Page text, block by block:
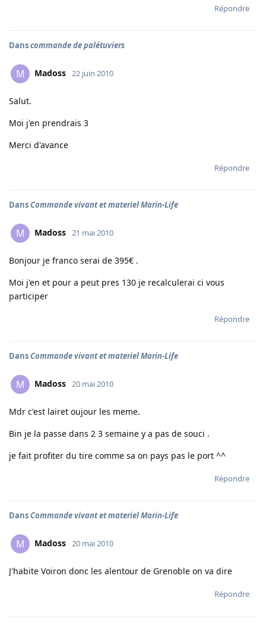
Répondre
Danscommande de palétuviers
M Madoss 22 juin 2010
Salut.
Moi j'en prendrais 3
Merci d'avance
Répondre
DansCommande vivant et materiel Marin-Life
M Madoss 21 mai 2010
Bonjour je franco serai de 395€ .
Moi j'en et pour a peut pres 130 je recalculerai ci vous
participer
Répondre
DansCommande vivant et materiel Marin-Life
M Madoss 20 mai 2010
Mdr c'est lairet oujour les meme.
Bin je la passe dans 2 3 semaine y a pas de souci .
je fait profiter du tire comme sa on pays pas le port ^^
Répondre
DansCommande vivant et materiel Marin-Life
M Madoss 20 mai 2010
J'habite Voiron donc les alentour de Grenoble on va dire
Répondre